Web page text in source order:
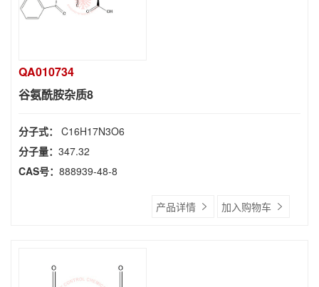
QA010734
谷氨酰胺杂质8
分子式： C16H17N3O6
分子量： 347.32
CAS号： 888939-48-8
产品详情 加入购物车